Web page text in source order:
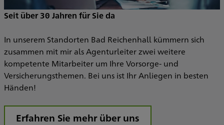
Seit über 30 Jahren für Sie da
In unserem Standorten Bad Reichenhall kümmern sich
zusammen mit mir als Agenturleiter zwei weitere
kompetente Mitarbeiter um Ihre Vorsorge- und
Versicherungsthemen. Bei uns ist Ihr Anliegen in besten
Händen!
Erfahren Sie mehr über uns